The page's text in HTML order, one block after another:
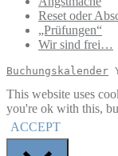
Reset oder
„Prüfungen“
Wir sind frei…
Buchungskalender
This website uses
you're ok with this,
ACCEPT